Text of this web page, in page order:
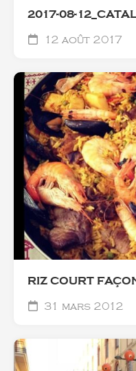
2017-08-
12 août 2017
RIZ COURT
31 mars 2012